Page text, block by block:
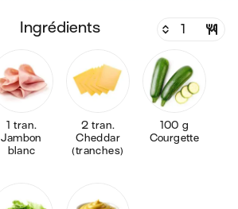
ingrédients
1 tran.
Jambon
blanc
2 tran.
Cheddar
(tranches)
100 g
Courgette